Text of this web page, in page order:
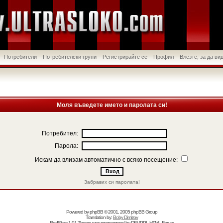
Потребители Потребителски групи Регистрирайте се Профил Влезте, за да
Моля въведете името и паролата си!
Потребител:
Парола:
Искам да влизам автоматично с всяко посещение:
Забравих си паролата!
Powered byphpBB© 2001, 2005 phpBB Group
Translation by:Boby Dimitrov